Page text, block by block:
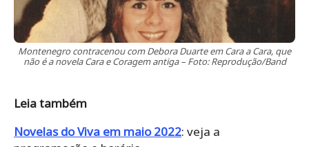
Montenegro contracenou com Debora Duarte em Cara a Cara, que
não é a novela Cara e Coragem antiga – Foto: Reprodução/Band
Leia também
Novelas do Viva em maio 2022: veja a